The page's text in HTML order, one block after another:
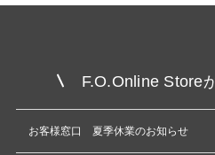
F.O.Online Store
お客様窓口 夏季休業のお知らせ